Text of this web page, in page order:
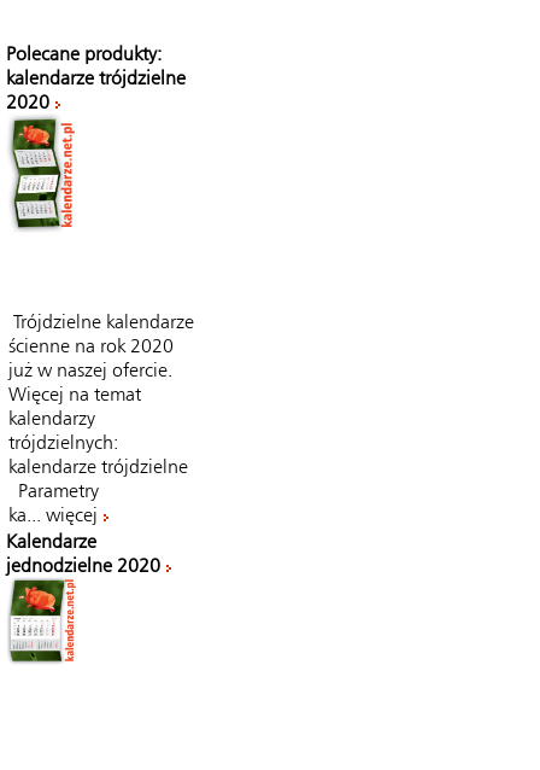
Polecane produkty:
kalendarze trójdzielne
2020
Trójdzielne kalendarze
ścienne na rok 2020
już w naszej ofercie.
Więcej na temat
kalendarzy
trójdzielnych:
kalendarze trójdzielne
Parametry
ka...
więcej
Kalendarze
jednodzielne 2020